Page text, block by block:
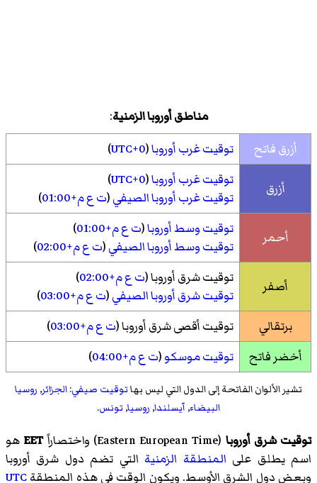
مناطق أوروبا الزمنية:
أزرق فاتح
توقيت غرب أوروبا(
UTC+0
)
أزرق توقيت غرب أوروبا(
UTC+0
)
توقيت غرب أوروبا الصيفي(ت ع م+01:00 )
أحمر توقيت وسط أوروبا(ت ع م+01:00
)
توقيت وسط أوروبا الصيفي(ت ع م+02:00 )
أصفر توقيت شرق أوروبا(ت ع م+02:00
)
توقيت شرق أوروبا الصيفي(ت ع م+03:00
)
برتقالي
توقيت أقصى شرق أوروبا(ت ع م+03:00
)
أخضر فاتح
توقيت موسكو(ت ع م+04:00 )
تشير الألوان الفاتحة إلى الدول التي ليس بهاتوقيت صيفي:الجزائر, روسيا
البيضاء, آيسلندا, روسيا, تونس.
توقيت شرق أوروبا (
Eastern European Time)‏ واختصاراًEETهو
اسم يطلق على المنطقة الزمنية التي تضم دول شرق أوروبا
وبعض دول الشرق الأوسط. ويكون الوقت في هذه المنطقةUTC